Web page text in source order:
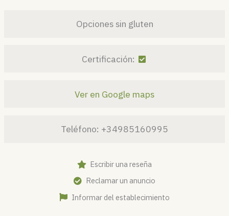
Opciones sin gluten
Certificación:
Ver en Google maps
Teléfono: +34985160995
Escribir una reseña
Reclamar un anuncio
Informar del establecimiento